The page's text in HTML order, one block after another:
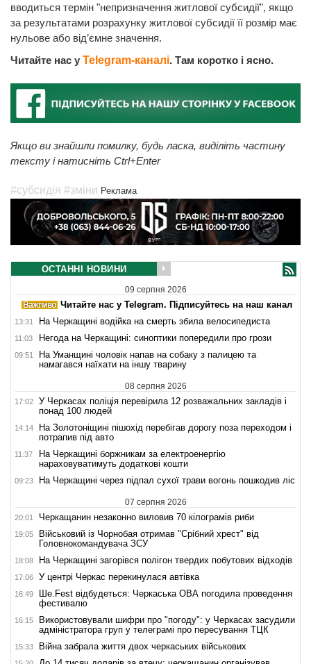
вводиться термін "непризначення житлової субсидії", якщо
за результатами розрахунку житлової субсидії її розмір має
нульове або від’ємне значення.
Читайте нас у Telegram-каналі. Там коротко і ясно.
Якщо ви знайшли помилку, будь ласка, виділіть частину
тексту і натисніть Ctrl+Enter
#субсидія #зміни Реклама
ОСТАННІ НОВИНИ
09 серпня 2026
Читайте нас у Telegram. Підписуйтесь на наш канал
13:31 На Черкащині водійка на смерть збила велосипедиста
11:03 Негода на Черкащині: синоптики попередили про грози
09:51
На Уманщині чоловік напав на собаку з палицею та
намагався наїхати на іншу тварину
08 серпня 2026
17:02
У Черкасах поліція перевірила 12 розважальних закладів і
понад 100 людей
14:14
На Золотоніщині пішохід перебігав дорогу поза переходом і
потрапив під авто
11:37
На Черкащині боржникам за електроенергію
нараховуватимуть додаткові кошти
09:23 На Черкащині через підпал сухої трави вогонь пошкодив ліс
07 серпня 2026
20:01 Черкащанин незаконно виловив 70 кілограмів риби
19:05
Військовий із Чорнобая отримав "Срібний хрест" від
Головнокомандувача ЗСУ
18:08 На Черкащині загорівся полігон твердих побутових відходів
17:06 У центрі Черкас перекинулася автівка
16:49
Ше.Fest відбудеться: Черкаська ОВА погодила проведення
фестивалю
16:15
Використовували шифри про "погоду": у Черкасах засудили
адміністратора груп у телеграмі про пересування ТЦК
15:33 Війна забрала життя двох черкаських військових